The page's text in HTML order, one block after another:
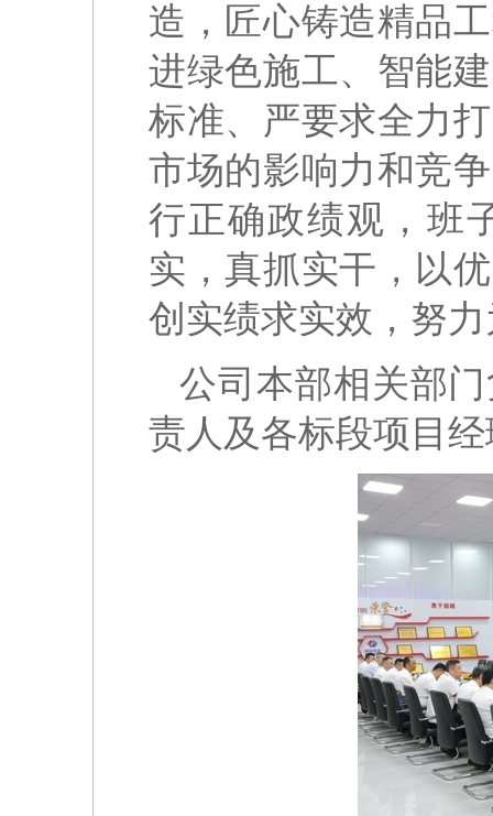
造，匠心铸造精品
进绿色施工、智能
标准、严要求全力
市场的影响力和竞
行正确政绩观，班
实，真抓实干，以
创实绩求实效，努
公司本部相关部
责人及各标段项目